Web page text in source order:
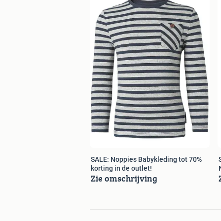
SALE: Noppies Babykleding tot 70%
korting in de outlet!
Zie omschrijving